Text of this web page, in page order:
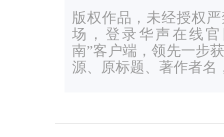
版权作品，未经授权
场，登录华声在线官
南”客户端，领先一步
源、原标题、著作者名